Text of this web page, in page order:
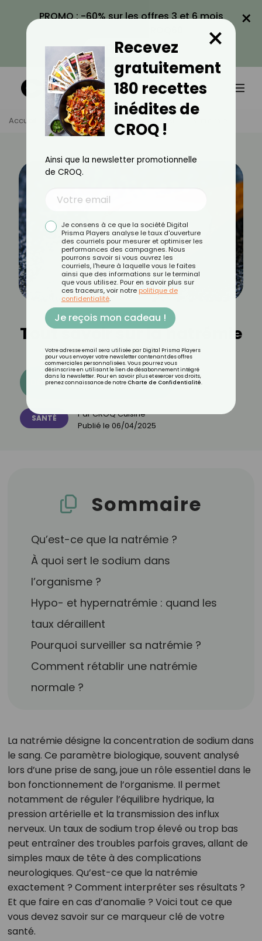
PROMO : -60% sur les offres 3 et 6 mois
VOIR LA PROMO
×
Accueil Actus Santé Tout Savoir Sur La Natrémie
Tout savoir sur la natrémie
Découvrez les 11 menus CROQ
SANTÉ ParCROQ Cuisine
Publié le 06/04/2025
Sommaire
Qu’est-ce que la natrémie ?
À quoi sert le sodium dans
l’organisme ?
Hypo- et hypernatrémie : quand les
taux déraillent
Pourquoi surveiller sa natrémie ?
Comment rétablir une natrémie
normale ?
La natrémie désigne la concentration de sodium dans
le sang. Ce paramètre biologique, souvent analysé
lors d’une prise de sang, joue un rôle essentiel dans le
bon fonctionnement de l’organisme. Il permet
notamment de réguler l’équilibre hydrique, la
pression artérielle et la transmission des influx
nerveux. Un taux de sodium trop élevé ou trop bas
peut entraîner des troubles parfois graves, allant de
simples maux de tête à des complications
neurologiques. Qu’est-ce que la natrémie
exactement ? Comment interpréter ses résultats ?
Et que faire en cas d’anomalie ? Voici tout ce que
vous devez savoir sur ce marqueur clé de votre
santé.
Recevez
gratuitement
180 recettes
inédites de
CROQ !
×
Ainsi que la newsletter promotionnelle
de CROQ.
Je consens à ce que la société Digital
Prisma Players analyse le taux d'ouverture
des courriels pour mesurer et optimiser les
performances des campagnes. Nous
pourrons savoir si vous ouvrez les
courriels, l'heure à laquelle vous le faites
ainsi que des informations sur le terminal
que vous utilisez. Pour en savoir plus sur
ces traceurs, voir notre politique de
confidentialité.
Je reçois mon cadeau !
Votre adresse email sera utilisée par Digital Prisma Players
pour vous envoyer votre newsletter contenant des offres
commerciales personnalisées. Vous pourrez vous
désinscrire en utilisant le lien de désabonnement intégré
dans la newsletter. Pour en savoir plus et exercer vos droits,
prenez connaissance de notre Charte de Confidentialité.